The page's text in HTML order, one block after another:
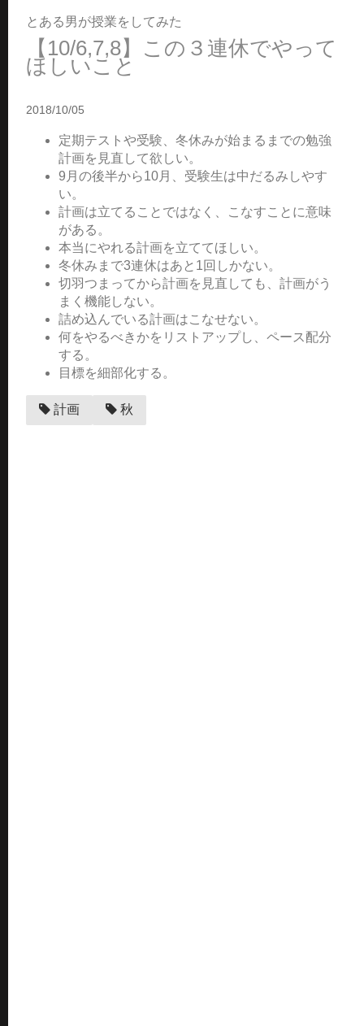
とある男が授業をしてみた
【10/6,7,8】この３連休でやって
ほしいこと
2018/10/05
定期テストや受験、冬休みが始まるまでの勉強
計画を見直して欲しい。
9月の後半から10月、受験生は中だるみしやす
い。
計画は立てることではなく、こなすことに意味
がある。
本当にやれる計画を立ててほしい。
冬休みまで3連休はあと1回しかない。
切羽つまってから計画を見直しても、計画がう
まく機能しない。
詰め込んでいる計画はこなせない。
何をやるべきかをリストアップし、ペース配分
する。
目標を細部化する。
計画 秋